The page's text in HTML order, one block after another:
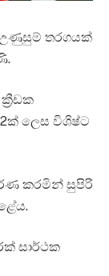
උණුසුම් තරගයක්
ලෙස විශිෂ්ට
කරමින් සුපිරි
සාර්ථක